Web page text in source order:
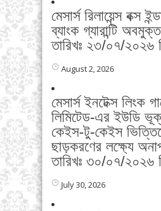
মেসার্স রিলায়েন্স বক্স
ব্যাংক গ্যারান্টি
তারিখঃ ২৩/০৭/২০২৬
August 2, 2026
মেসার্স ইনটেক্স লিংক
লিমিটেড-এর ইউডি
কেইস-টু-কেইস
ছাড়করণের লক্ষ্যে
তারিখঃ ৩০/০৭/২০২৬
July 30, 2026